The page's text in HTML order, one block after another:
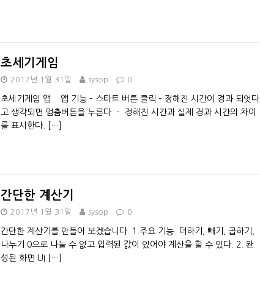
초세기게임
2017년 1월 31일 sysop 0
초세기게임 앱 앱 기능 – 스타트 버튼 클릭 – 정해진 시간이 경과 되엇다
고 생각되면 멈춤버튼을 누른다. – 정해진 시간과 실제 경과 시간의 차이
를 표시한다.
[…]
간단한 계산기
2017년 1월 31일 sysop 0
간단한 계산기를 만들어 보겠습니다. 1.주요 기능 더하기, 빼기, 곱하기,
나누기 0으로 나눌 수 없고 입력된 값이 있어야 계산을 할 수 있다. 2. 완
성된 화면 UI
[…]